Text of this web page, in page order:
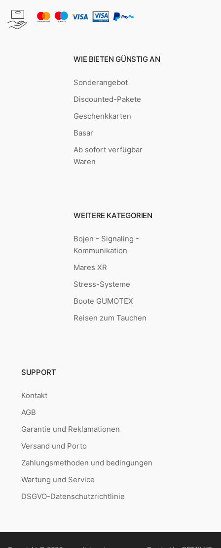
WIE BIETEN GÜNSTIG AN
Sonderangebot
Discounted-Pakete
Geschenkkarten
Basar
Ab sofort verfügbar
Waren
WEITERE KATEGORIEN
Bojen - Signaling -
Kommunikation
Mares XR
Stress-Systeme
Boote GUMOTEX
Reisen zum Tauchen
SUPPORT
Kontakt
AGB
Garantie und Reklamationen
Versand und Porto
Zahlungsmethoden und bedingungen
Wartung und Service
DSGVO-Datenschutzrichtlinie